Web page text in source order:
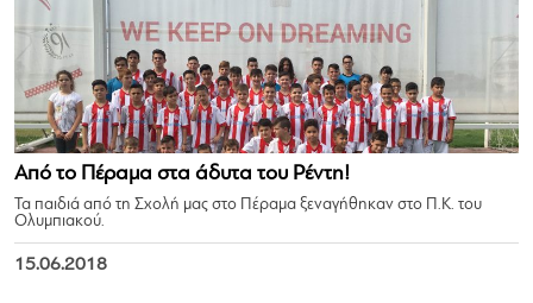
Από το Πέραμα στα άδυτα του Ρέντη!
Τα παιδιά από τη Σχολή μας στο Πέραμα ξεναγήθηκαν στο Π.Κ. του
Ολυμπιακού.
15.06.2018